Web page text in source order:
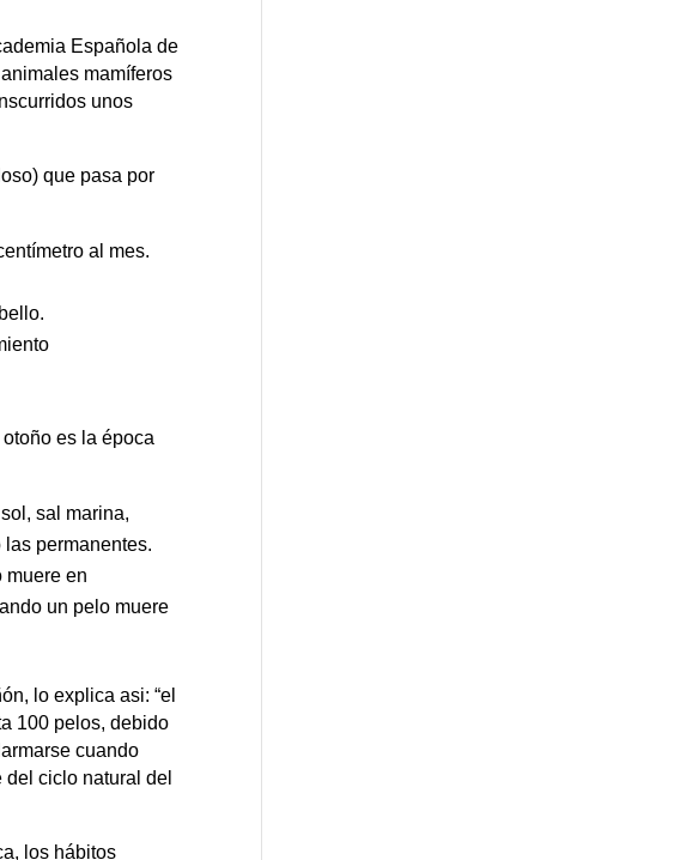
Española de
mamíferos
unos
que pasa por
al mes.
es la época
sal marina,
permanentes.
muere en
un pelo muere
lo explica asi: “el
100 pelos, debido
cuando
ciclo natural del
los hábitos